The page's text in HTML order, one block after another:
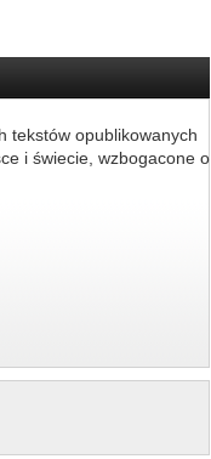
tekstów opublikowanych
i świecie, wzbogacone o